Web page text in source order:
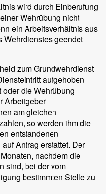
wird durch Einberufung
Wehrübung nicht
ein Arbeitsverhältnis aus
Wehrdienstes geendet
zum Grundwehrdienst
aufgehoben
die Wehrübung
Arbeitgeber
am gleichen
so werden ihm die
entstandenen
Antrag erstattet. Der
nachdem die
sind, bei der vom
bestimmten Stelle zu